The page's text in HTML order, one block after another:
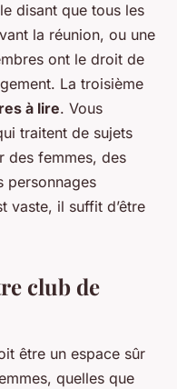
disant que tous les
la réunion, ou une
ont le droit de
La troisième
à lire. Vous
traitent de sujets
des femmes, des
personnages
vaste, il suffit d’être
club de
être un espace sûr
quelles que